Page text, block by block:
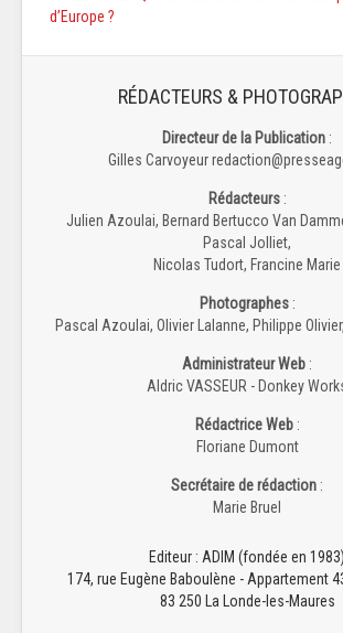
d’Europe ?
RÉDACTEURS &
Directeur de la Publication :
Gilles Carvoyeur
Rédacteurs:
Julien Azoulai, Bernard Bertucco Van
Pascal Jolliet,
Nicolas Tudort, Francine Marie
Photographes:
Pascal Azoulai, Olivier Lalanne, Philippe
Administrateur Web :
Aldric VASSEUR - Donkey
Rédactrice Web:
Floriane Dumont
Secrétaire de rédaction :
Marie Bruel
Editeur : ADIM (fondée en 1983)
174, rue Eugène Baboulène - Appartement
83 250 La Londe-les-Maures